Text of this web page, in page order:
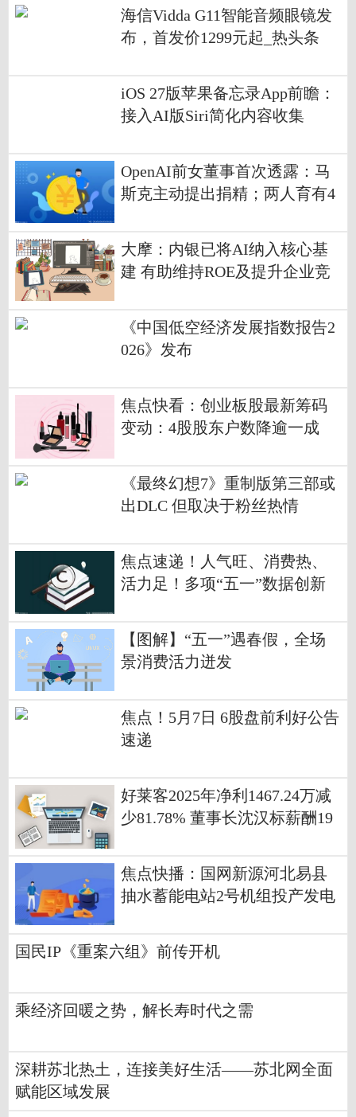
海信Vidda G11智能音频眼镜发
布，首发价1299元起_热头条
iOS 27版苹果备忘录App前瞻：
接入AI版Siri简化内容收集
OpenAI前女董事首次透露：马
斯克主动提出捐精；两人育有4
系马斯克第9和第10个孩子-最资
讯
大摩：内银已将AI纳入核心基
建 有助维持ROE及提升企业竞
《中国低空经济发展指数报告2
026》发布
焦点快看：创业板股最新筹码
变动：4股股东户数降逾一成
《最终幻想7》重制版第三部或
出DLC 但取决于粉丝热情
焦点速递！人气旺、消费热、
活力足！多项“五一”数据创新
【图解】“五一”遇春假，全场
景消费活力迸发
焦点！5月7日 6股盘前利好公告
速递
好莱客2025年净利1467.24万减
少81.78% 董事长沈汉标薪酬19
焦点快播：国网新源河北易县
抽水蓄能电站2号机组投产发电
国民IP《重案六组》前传开机
乘经济回暖之势，解长寿时代之需
深耕苏北热土，连接美好生活——苏北网全面
赋能区域发展